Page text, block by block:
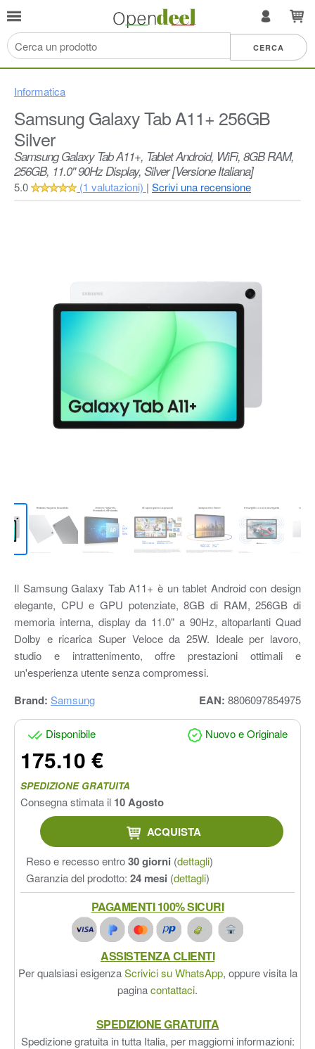
Informatica
Samsung Galaxy Tab A11+ 256GB
Silver
Samsung Galaxy Tab A11+, Tablet Android, WiFi, 8GB RAM,
256GB, 11.0" 90Hz Display, Silver [Versione Italiana]
5.0 (1 valutazioni) | Scrivi una recensione
Il Samsung Galaxy Tab A11+ è un tablet Android con design
elegante, CPU e GPU potenziate, 8GB di RAM, 256GB di
memoria interna, display da 11.0" a 90Hz, altoparlanti Quad
Dolby e ricarica Super Veloce da 25W. Ideale per lavoro,
studio e intrattenimento, offre prestazioni ottimali e
un'esperienza utente senza compromessi.
Brand: Samsung EAN: 8806097854975
Disponibile Nuovo e Originale
175.10 €
SPEDIZIONE GRATUITA
Consegna stimata il 10 Agosto
ACQUISTA
Reso e recesso entro30 giorni (dettagli)
Garanzia del prodotto: 24 mesi (dettagli)
PAGAMENTI 100% SICURI
ASSISTENZA CLIENTI
Per qualsiasi esigenzaScrivici su WhatsApp, oppure visita la
paginacontattaci.
SPEDIZIONE GRATUITA
Spedizione gratuita in tutta Italia, per maggiorni informazioni: